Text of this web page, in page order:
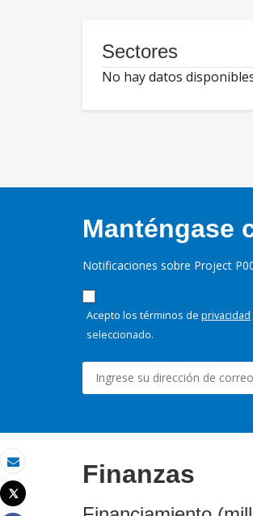
Correo electrónico
Imprimir
Tweet
Sectores
No hay datos
Manténgase
Notificaciones sobre Project
Acepto los términos de privacidad
seleccionado.
Finanzas